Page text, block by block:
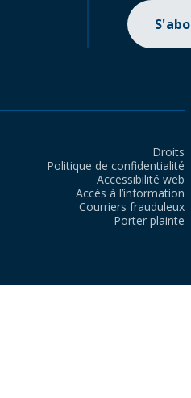
Droits
Politique de confidentialité
Accessibilité web
Accès à l’information
Courriers frauduleux
Porter plainte